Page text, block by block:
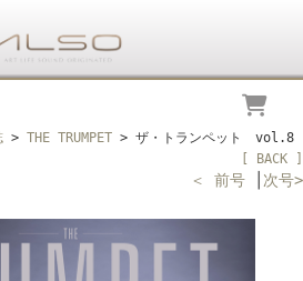
> THE TRUMPET > ザ・トランペット vol.8
[ BACK ]
＜ 前号 次号>